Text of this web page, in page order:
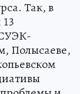
Так, в
Полысаеве,